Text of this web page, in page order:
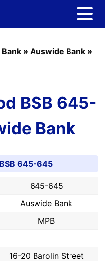
Bank » Auswide Bank »
BSB 645-
Bank
645-645
645-645
Auswide Bank
MPB
16-20 Barolin Street